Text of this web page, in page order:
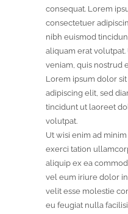
consequat. Lorem
consectetuer
nibh euismod
aliquam erat
veniam, quis nostrud
Lorem ipsum dolor
adipiscing elit, sed
tincidunt ut laoreet
volutpat.
Ut wisi enim ad
exerci tation
aliquip ex ea
vel eum iriure dolor
velit esse molestie
eu feugiat nulla